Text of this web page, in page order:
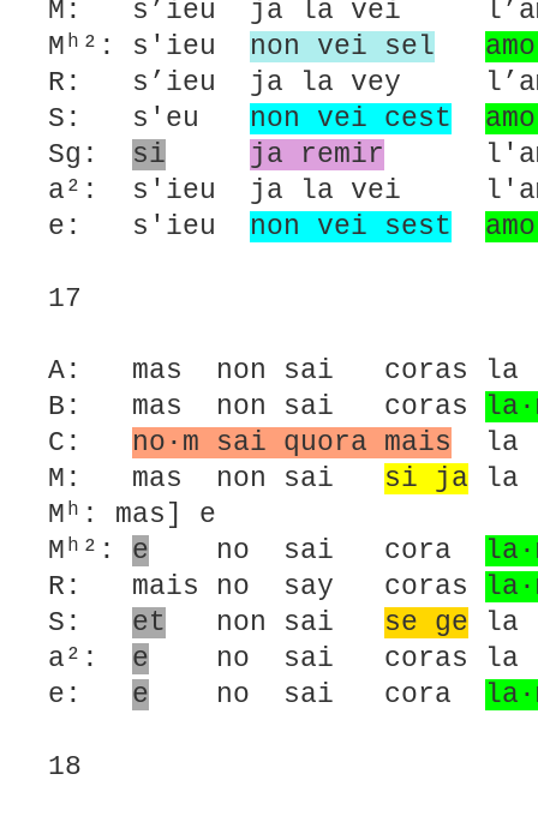
M: s’ieu ja la vei
Mʰ²: s'ieu non vei sel
R: s’ieu ja la vey
S: s'eu non vei cest
Sg: si ja remir
a²: s'ieu ja la vei
e: s'ieu non vei sest
17
A: mas non sai coras
B: mas non sai coras
C: no·m sai quora mais la
M: mas non sai si ja la
Mʰ: mas] e
Mʰ²: e no sai cora
R: mais no say coras
S: et non sai se ge la
a²: e no sai coras la
e: e no sai cora
18